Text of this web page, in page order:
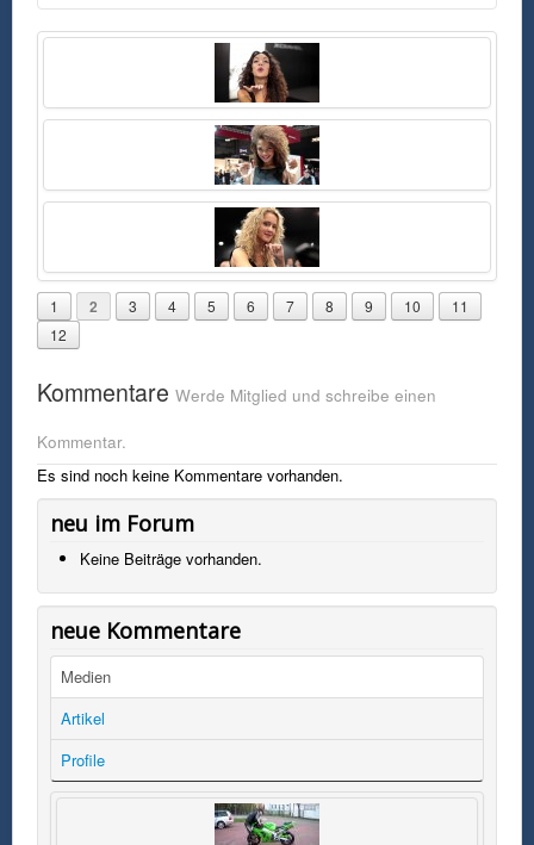
Foto:EICMA
Montag, 30. November 2015 10:31 Uhr
Foto der Mädels von der EICMA, der Motorradmesse in Mailand, von
2015.
1 2 3 4 5 6 7 8 9 10
11
12
Kommentare Werde Mitglied und schreibe einen
Kommentar.
Es sind noch keine Kommentare vorhanden.
neu im Forum
Keine Beiträge vorhanden.
neue Kommentare
Medien
Artikel
Profile